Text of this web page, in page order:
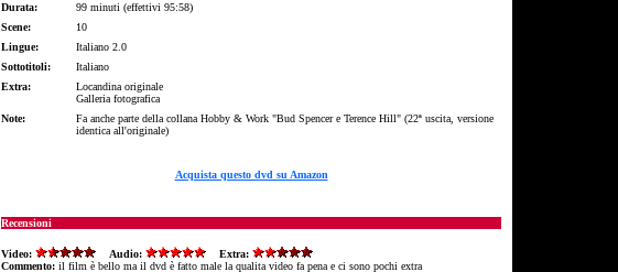
Durata:
99 minuti (effettivi 95:58)
Scene:
10
Lingue:
Italiano 2.0
Sottotitoli:
Italiano
Extra:
Locandina originale
Galleria fotografica
Note:
Fa anche parte della collana Hobby & Work "Bud Spencer e Terence Hill" (22ª uscita, versione
identica all'originale)
Acquista questo dvd su Amazon
Recensioni
Video: Audio:
Extra:
Commento: il film è bello ma il dvd è fatto male la qualita video fa pena e ci sono pochi extra